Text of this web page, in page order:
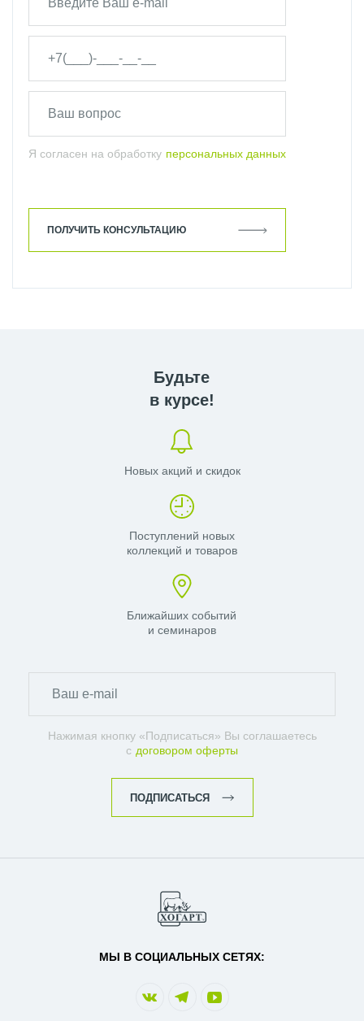
Я согласен на обработку персональных данных
ПОЛУЧИТЬ КОНСУЛЬТАЦИЮ
Будьте
в курсе!
Новых акций и скидок
Поступлений новых
коллекций и товаров
Ближайших событий
и семинаров
Нажимая кнопку «Подписаться» Вы соглашаетесь
с договором оферты
ПОДПИСАТЬСЯ
МЫ В СОЦИАЛЬНЫХ СЕТЯХ: